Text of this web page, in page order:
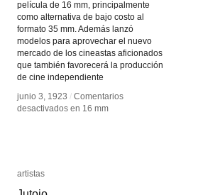
película de 16 mm, principalmente
como alternativa de bajo costo al
formato 35 mm. Además lanzó
modelos para aprovechar el nuevo
mercado de los cineastas aficionados
que también favorecerá la producción
de cine independiente
junio 3, 1923 / Comentarios
desactivados en 16 mm
junio 3, 1923 / Comentarios
desactivados en 16 mm
artistas
artistas